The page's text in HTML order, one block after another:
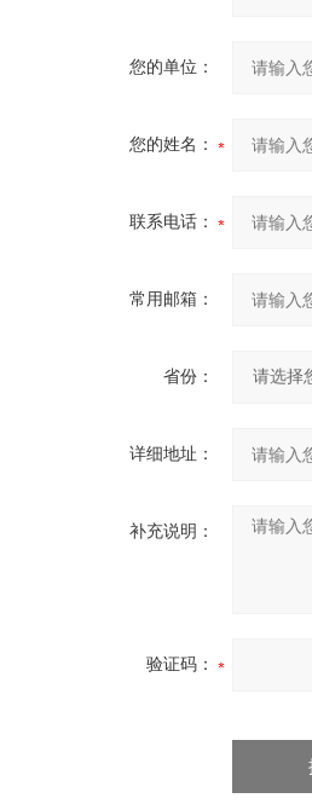
您的单位：
您的姓名：
联系电话：
常用邮箱：
省份：
详细地址：
补充说明：
验证码：